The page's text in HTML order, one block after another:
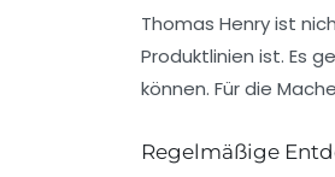
Thomas Henry ist
Produktlinien ist. Es
können. Für die
Regelmäßige